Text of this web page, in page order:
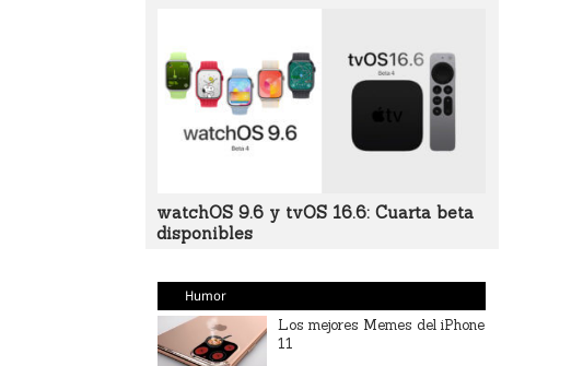
watchOS 9.6 y tvOS 16.6: Cuarta beta
disponibles
Humor
Los mejores Memes del iPhone
11